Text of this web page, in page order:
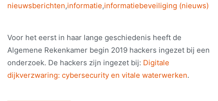
nieuwsberichten,informatie,informatiebeveiliging (nieuws)
Voor het eerst in haar lange geschiedenis heeft de
Algemene Rekenkamer begin 2019 hackers ingezet bij een
onderzoek. De hackers zijn ingezet bij: Digitale
dijkverzwaring: cybersecurity en vitale waterwerken.